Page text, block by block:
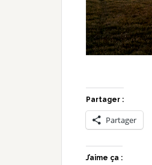
Partager :
Partager
J’aime ça :